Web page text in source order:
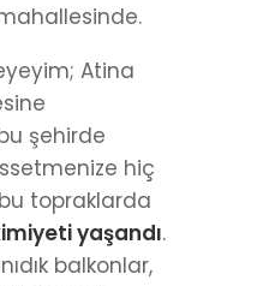
Atina
şehirde
hiç
topraklarda
yaşandı.
balkonlar,